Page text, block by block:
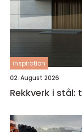
inspiration
02. August 2026
Rekkverk i